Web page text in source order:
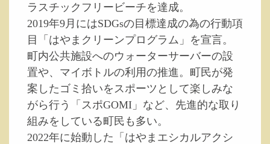
ラスチックフリービーチを達成。
2019年9月にはSDGsの目標達成の為の行動項
目「はやまクリーンプログラム」を宣言。
町内公共施設へのウォーターサーバーの設
置や、マイボトルの利用の推進。町民が発
案したゴミ拾いをスポーツとして楽しみな
がら行う「スポGOMI」など、先進的な取り
組みをしている町民も多い。
2022年に始動した「はやまエシカルアクシ